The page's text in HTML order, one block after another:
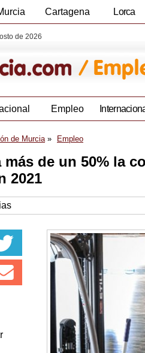
Cartagena Lorca
de 2026
Empleo
de Murcia Empleo
más de un 50% la
2021